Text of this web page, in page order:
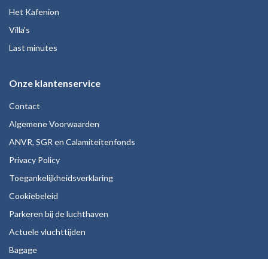
Het Kafenion
Villa's
Last minutes
Onze klantenservice
Contact
Algemene Voorwaarden
ANVR, SGR en Calamiteitenfonds
Privacy Policy
Toegankelijkheidsverklaring
Cookiebeleid
Parkeren bij de luchthaven
Actuele vluchttijden
Bagage